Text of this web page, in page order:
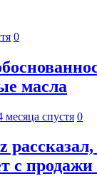
0
масла
месяца спустя 0
с